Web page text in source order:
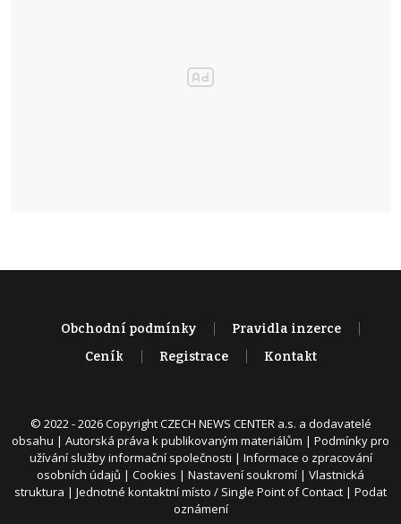
Obchodní podmínky
Pravidla inzerce
Ceník
Registrace Kontakt
© 2022 - 2026 Copyright CZECH NEWS CENTER a.s. a dodavatelé
obsahu | Autorská práva k publikovaným materiálům | Podmínky pro
užívání služby informační společnosti | Informace o zpracování
osobních údajů | Cookies | Nastavení soukromí | Vlastnická
struktura | Jednotné kontaktní místo / Single Point of Contact | Podat
oznámení